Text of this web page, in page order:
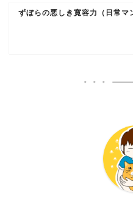
ずぼらの悪しき寛容力（日常マ